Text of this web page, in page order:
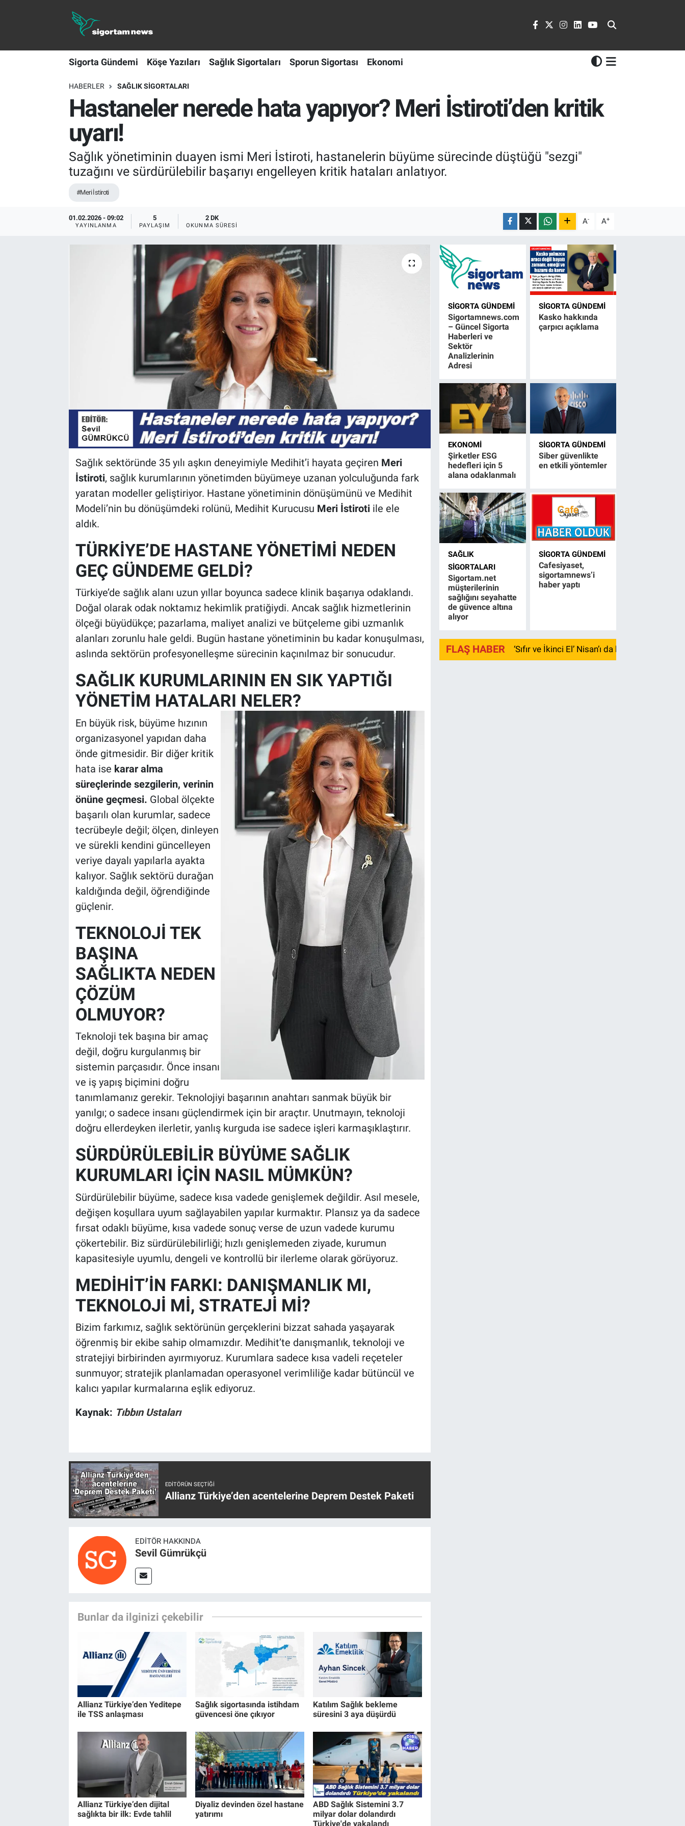
Sigorta Gündemi Köşe Yazıları Sağlık Sigortaları Sporun Sigortası Ekonomi
HABERLER SAĞLIK SIGORTALARI
Hastaneler nerede hata yapıyor? Meri İstiroti’den kritik
uyarı!
Sağlık yönetiminin duayen ismi Meri İstiroti, hastanelerin büyüme sürecinde düştüğü "sezgi"
tuzağını ve sürdürülebilir başarıyı engelleyen kritik hataları anlatıyor.
#Meri İstiroti
01.02.2026 - 09:02
YAYINLANMA
5
PAYLAŞIM
2 DK
OKUNMA SÜRESI A- A+
Sağlık sektöründe 35 yılı aşkın deneyimiyle Medihit’i hayata geçiren Meri
İstiroti, sağlık kurumlarının yönetimden büyümeye uzanan yolculuğunda fark
yaratan modeller geliştiriyor. Hastane yönetiminin dönüşümünü ve Medihit
Modeli’nin bu dönüşümdeki rolünü, Medihit Kurucusu Meri İstirotiile ele
aldık.
TÜRKİYE’DE HASTANE YÖNETİMİ NEDEN
GEÇ GÜNDEME GELDİ?
Türkiye’de sağlık alanı uzun yıllar boyunca sadece klinik başarıya odaklandı.
Doğal olarak odak noktamız hekimlik pratiğiydi. Ancak sağlık hizmetlerinin
ölçeği büyüdükçe; pazarlama, maliyet analizi ve bütçeleme gibi uzmanlık
alanları zorunlu hale geldi. Bugün hastane yönetiminin bu kadar konuşulması,
aslında sektörün profesyonelleşme sürecinin kaçınılmaz bir sonucudur.
SAĞLIK KURUMLARININ EN SIK YAPTIĞI
YÖNETİM HATALARI NELER?
En büyük risk, büyüme hızının
organizasyonel yapıdan daha
önde gitmesidir. Bir diğer kritik
hata ise karar alma
süreçlerinde sezgilerin, verinin
önüne geçmesi. Global ölçekte
başarılı olan kurumlar, sadece
tecrübeyle değil; ölçen, dinleyen
ve sürekli kendini güncelleyen
veriye dayalı yapılarla ayakta
kalıyor. Sağlık sektörü durağan
kaldığında değil, öğrendiğinde
güçlenir.
TEKNOLOJİ TEK
BAŞINA
SAĞLIKTA NEDEN
ÇÖZÜM
OLMUYOR?
Teknoloji tek başına bir amaç
değil, doğru kurgulanmış bir
sistemin parçasıdır. Önce insanı
ve iş yapış biçimini doğru
tanımlamanız gerekir. Teknolojiyi başarının anahtarı sanmak büyük bir
yanılgı; o sadece insanı güçlendirmek için bir araçtır. Unutmayın, teknoloji
doğru ellerdeyken ilerletir, yanlış kurguda ise sadece işleri karmaşıklaştırır.
SÜRDÜRÜLEBİLİR BÜYÜME SAĞLIK
KURUMLARI İÇİN NASIL MÜMKÜN?
Sürdürülebilir büyüme, sadece kısa vadede genişlemek değildir. Asıl mesele,
değişen koşullara uyum sağlayabilen yapılar kurmaktır. Plansız ya da sadece
fırsat odaklı büyüme, kısa vadede sonuç verse de uzun vadede kurumu
çökertebilir. Biz sürdürülebilirliği; hızlı genişlemeden ziyade, kurumun
kapasitesiyle uyumlu, dengeli ve kontrollü bir ilerleme olarak görüyoruz.
MEDİHİT’İN FARKI: DANIŞMANLIK MI,
TEKNOLOJİ Mİ, STRATEJİ Mİ?
Bizim farkımız, sağlık sektörünün gerçeklerini bizzat sahada yaşayarak
öğrenmiş bir ekibe sahip olmamızdır. Medihit’te danışmanlık, teknoloji ve
stratejiyi birbirinden ayırmıyoruz. Kurumlara sadece kısa vadeli reçeteler
sunmuyor; stratejik planlamadan operasyonel verimliliğe kadar bütüncül ve
kalıcı yapılar kurmalarına eşlik ediyoruz.
Kaynak: Tıbbın Ustaları
EDITÖRÜN SEÇTIĞI
Allianz Türkiye’den acentelerine Deprem Destek Paketi
EDITÖR HAKKINDA
Sevil Gümrükçü
Bunlar da ilginizi çekebilir
Allianz Türkiye’den Yeditepe
ile TSS anlaşması
Sağlık sigortasında istihdam
güvencesi öne çıkıyor
Katılım Sağlık bekleme
süresini 3 aya düşürdü
Allianz Türkiye’den dijital
sağlıkta bir ilk: Evde tahlil
Diyaliz devinden özel hastane
yatırımı
ABD Sağlık Sistemini 3.7
milyar dolar dolandırdı
Türkiye'de yakalandı
SIGORTA GÜNDEMI
Sigortamnews.com
– Güncel Sigorta
Haberleri ve
Sektör
Analizlerinin
Adresi
SIGORTA GÜNDEMI
Kasko hakkında
çarpıcı açıklama
EKONOMI
Şirketler ESG
hedefleri için 5
alana odaklanmalı
SIGORTA GÜNDEMI
Siber güvenlikte
en etkili yöntemler
SAĞLIK
SIGORTALARI
Sigortam.net
müşterilerinin
sağlığını seyahatte
de güvence altına
alıyor
SIGORTA GÜNDEMI
Cafesiyaset,
sigortamnews’i
haber yaptı
FLAŞ HABER ‘Sıfır ve İkinci El’ Nisan’ı da kayıpla kapadı
Sigorta Gündemi
Köşe Yazıları
Sağlık Sigortaları
Sporun Sigortası